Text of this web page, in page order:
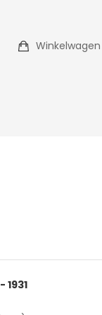
Winkelwagen